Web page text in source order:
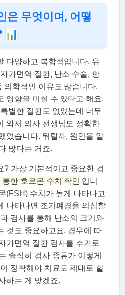
은 무엇이며, 어떻
📊
다양하고 복합적입니다. 유
가면역 질환, 난소 수술, 항
의학적인 이유도 많습니다.
영향을 미칠 수 있다고 해요.
별한 질환도 없었는데 너무
와서 의사 선생님도 정확한
었습니다. 뭐랄까, 원인을 알
많다는 거죠.
? 가장 기본적이고 중요한 검
통한 호르몬 수치 확인 입니
(FSH) 수치가 높게 나타나고
나타나면 조기폐경을 의심할
검사를 통해 난소의 크기와
것도 중요하고요. 경우에 따
가면역 질환 검사를 추가로
솔직히 검사 종류가 이렇게
정확해야 치료도 제대로 할
하는 게 맞겠죠.